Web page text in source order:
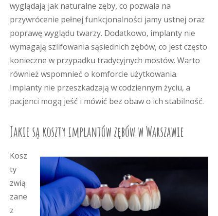
wyglądają jak naturalne zęby, co pozwala na
przywrócenie pełnej funkcjonalności jamy ustnej oraz
poprawę wyglądu twarzy. Dodatkowo, implanty nie
wymagają szlifowania sąsiednich zębów, co jest często
konieczne w przypadku tradycyjnych mostów. Warto
również wspomnieć o komforcie użytkowania.
Implanty nie przeszkadzają w codziennym życiu, a
pacjenci mogą jeść i mówić bez obaw o ich stabilność.
Jakie są koszty implantów zębów w Warszawie
Kosz
ty
zwią
zane
z